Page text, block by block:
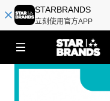
STARBRANDS
立刻使用官方APP